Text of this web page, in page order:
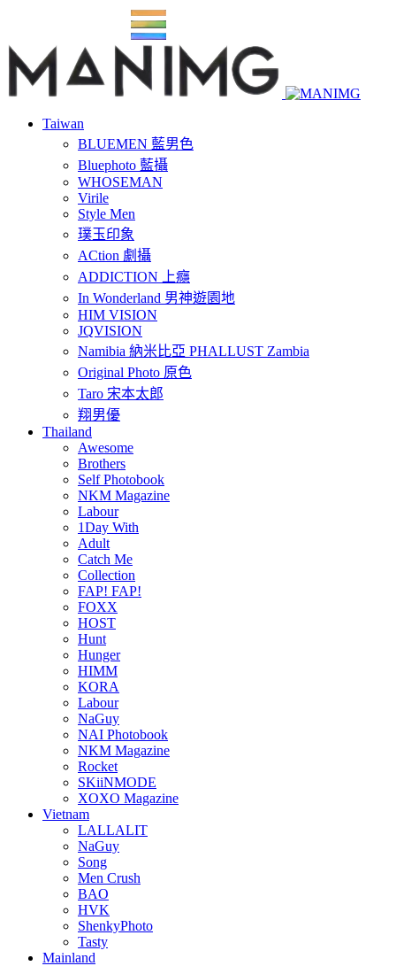
Taiwan
BLUEMEN 藍男色
Bluephoto 藍攝
WHOSEMAN
Virile
Style Men
璞玉印象
ACtion 劇攝
ADDICTION 上癮
In Wonderland 男神遊園地
HIM VISION
JQVISION
Namibia 納米比亞 PHALLUST Zambia
Original Photo 原色
Taro 宋本太郎
翔男優
Thailand
Awesome
Brothers
Self Photobook
NKM Magazine
Labour
1Day With
Adult
Catch Me
Collection
FAP! FAP!
FOXX
HOST
Hunt
Hunger
HIMM
KORA
Labour
NaGuy
NAI Photobook
NKM Magazine
Rocket
SKiiNMODE
XOXO Magazine
Vietnam
LALLALIT
NaGuy
Song
Men Crush
BAO
HVK
ShenkyPhoto
Tasty
Mainland